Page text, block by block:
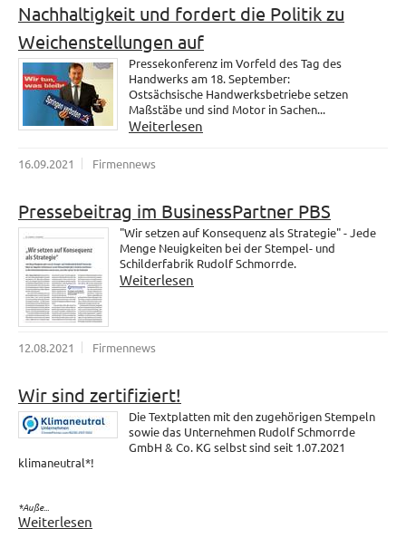
Nachhaltigkeit und fordert die Politik zu
Weichenstellungen auf
Pressekonferenz im Vorfeld des Tag des
Handwerks am 18. September:
Ostsächsische Handwerksbetriebe setzen
Maßstäbe und sind Motor in Sachen...
Weiterlesen
16.09.2021 Firmennews
Pressebeitrag im BusinessPartner PBS
"Wir setzen auf Konsequenz als Strategie" - Jede
Menge Neuigkeiten bei der Stempel- und
Schilderfabrik Rudolf Schmorrde.
Weiterlesen
12.08.2021 Firmennews
Wir sind zertifiziert!
Die Textplatten mit den zugehörigen Stempeln
sowie das Unternehmen Rudolf Schmorrde
GmbH & Co. KG selbst sind seit 1.07.2021
klimaneutral*!
*Auße...
Weiterlesen